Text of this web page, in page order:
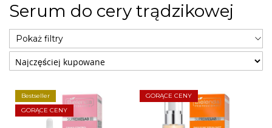
Serum do cery trądzikowej
Bestseller
GORĄCE CENY
GORĄCE CENY
Pokaż filtry